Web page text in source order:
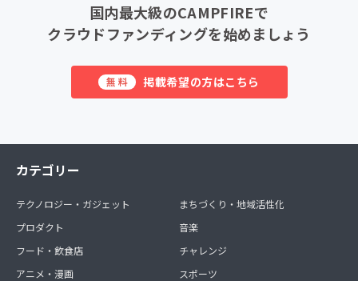
国内最大級のCAMPFIREで
クラウドファンディングを始めましょう
無料 掲載希望の方はこちら
カテゴリー
テクノロジー・ガジェット
プロダクト
フード・飲食店
アニメ・漫画
まちづくり・地域活性化
音楽
チャレンジ
スポーツ